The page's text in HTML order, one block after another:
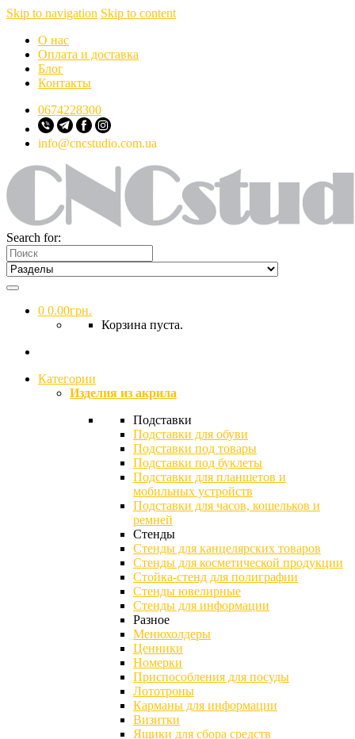
Skip to navigation Skip to content
О нас
Оплата и доставка
Блог
Контакты
0674228300
info@cncstudio.com.ua
Search for:
0 0.00грн.
Корзина пуста.
Категории
Изделия из акрила
Подставки
Подставки для обуви
Подставки под товары
Подставки под буклеты
Подставки для планшетов и
мобильных устройств
Подставки для часов, кошельков и
ремней
Стенды
Стенды для канцелярских товаров
Стенды для косметической продукции
Стойка-стенд для полиграфии
Стенды ювелирные
Стенды для информации
Разное
Менюхолдеры
Ценники
Номерки
Приспособления для посуды
Лототроны
Карманы для информации
Визитки
Ящики для сбора средств